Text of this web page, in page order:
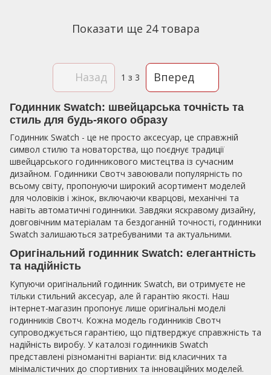
Показати ще 24 товара
Назад 1 з 3 Вперед
Годинник Swatch: швейцарська точність та
стиль для будь-якого образу
Годинник Swatch - це не просто аксесуар, це справжній
символ стилю та новаторства, що поєднує традиції
швейцарського годинникового мистецтва із сучасним
дизайном. Годинники Свотч завоювали популярність по
всьому світу, пропонуючи широкий асортимент моделей
для чоловіків і жінок, включаючи кварцові, механічні та
навіть автоматичні годинники. Завдяки яскравому дизайну,
довговічним матеріалам та бездоганній точності, годинники
Swatch залишаються затребуваними та актуальними.
Оригінальний годинник Swatch: елегантність
та надійність
Купуючи оригінальний годинник Swatch, ви отримуєте не
тільки стильний аксесуар, але й гарантію якості. Наш
інтернет-магазин пропонує лише оригінальні моделі
годинників Свотч. Кожна модель годинників Свотч
супроводжується гарантією, що підтверджує справжність та
надійність виробу. У каталозі годинників Swatch
представлені різноманітні варіанти: від класичних та
мінімалістичних до спортивних та інноваційних моделей.